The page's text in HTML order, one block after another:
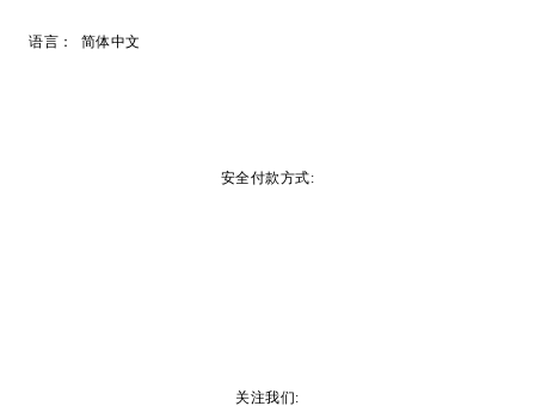
语言： 简体中文
安全付款方式:
关注我们: